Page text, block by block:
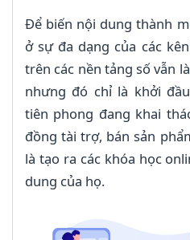
Để biến nội dung thành
ở sự đa dạng của các
trên các nền tảng số vẫn
nhưng đó chỉ là khởi
tiên phong đang khai
đồng tài trợ, bán sản
là tạo ra các khóa học
dung của họ.